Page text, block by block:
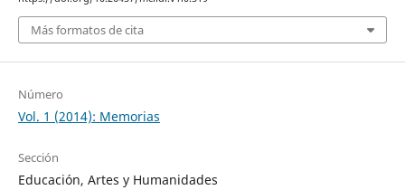
Más formatos de cita
Número
Vol. 1 (2014): Memorias
Sección
Educación, Artes y Humanidades